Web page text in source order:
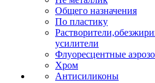
Общего назначения
По пластику
усилители
Флуоресцентные
Хром
Антисиликоны